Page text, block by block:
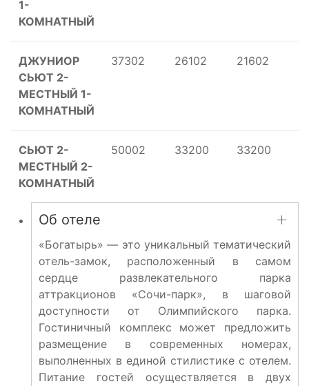
1-
КОМНАТНЫЙ
ДЖУНИОР
СЬЮТ 2-
МЕСТНЫЙ 1-
КОМНАТНЫЙ
37302 26102 21602
СЬЮТ 2-
МЕСТНЫЙ 2-
КОМНАТНЫЙ
50002 33200 33200
Об отеле
«Богатырь» — это уникальный тематический
отель-замок, расположенный в самом
сердце развлекательного парка
аттракционов «Сочи-парк», в шаговой
доступности от Олимпийского парка.
Гостиничный комплекс может предложить
размещение в современных номерах,
выполненных в единой стилистике с отелем.
Питание гостей осуществляется в двух